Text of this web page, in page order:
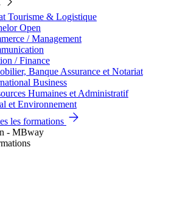
Tourisme & Logistique
Open
/ Management
/ Finance
Banque Assurance et Notariat
Business
Humaines et Administratif
et Environnement
les formations